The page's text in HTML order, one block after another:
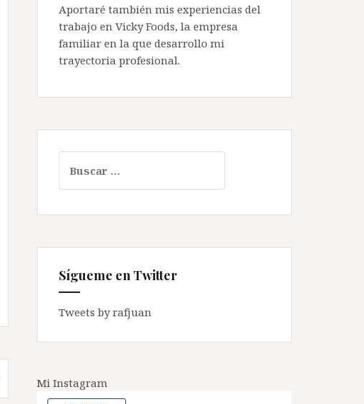
Aportaré también mis experiencias del
trabajo en Vicky Foods, la empresa
familiar en la que desarrollo mi
trayectoria profesional.
Sígueme en Twitter
Tweets by rafjuan
Mi Instagram